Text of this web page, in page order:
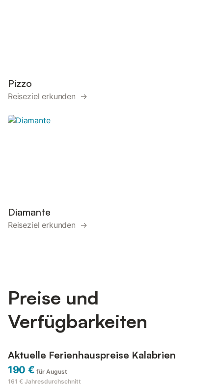
Pizzo
Reiseziel erkunden →
Diamante
Reiseziel erkunden →
Preise und
Verfügbarkeiten
Aktuelle Ferienhauspreise Kalabrien
190 € für August
161 € Jahresdurchschnitt